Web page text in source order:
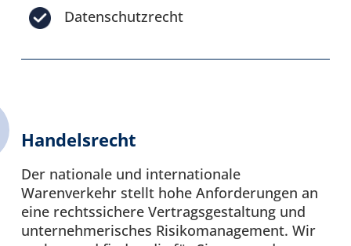
Datenschutzrecht
Handelsrecht
Der nationale und internationale
Warenverkehr stellt hohe Anforderungen an
eine rechtssichere Vertragsgestaltung und
unternehmerisches Risikomanagement. Wir